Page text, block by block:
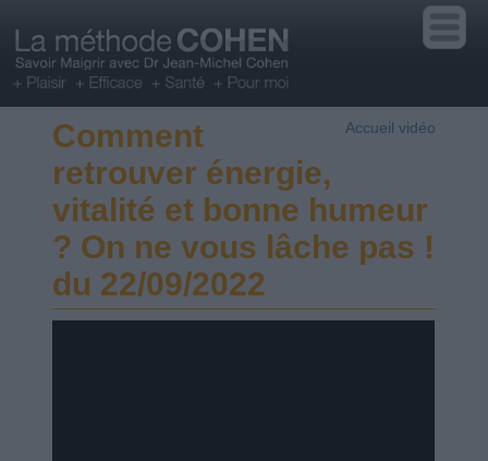
Accueil vidéo
Comment
retrouver énergie,
vitalité et bonne humeur
? On ne vous lâche pas !
du 22/09/2022